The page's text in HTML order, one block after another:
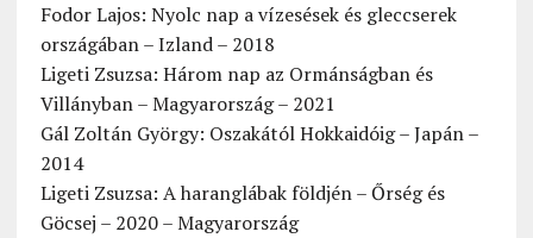
Fodor Lajos: Nyolc nap a vízesések és gleccserek
országában – Izland – 2018
Ligeti Zsuzsa: Három nap az Ormánságban és
Villányban – Magyarország – 2021
Gál Zoltán György: Oszakától Hokkaidóig – Japán –
2014
Ligeti Zsuzsa: A haranglábak földjén – Őrség és
Göcsej – 2020 – Magyarország